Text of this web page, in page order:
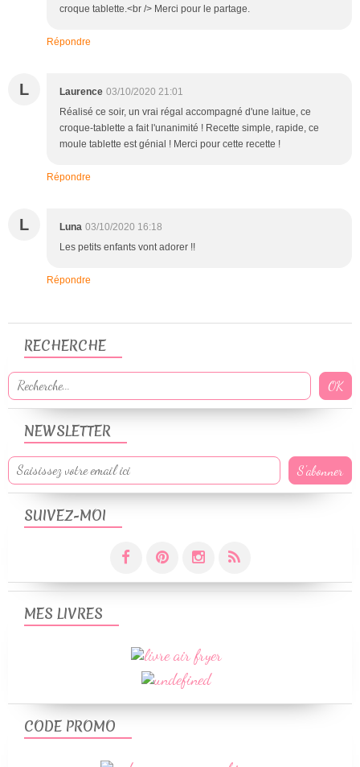
croque tablette.<br /> Merci pour le partage.
Répondre
L Laurence 03/10/2020 21:01
Réalisé ce soir, un vrai régal accompagné d'une laitue, ce
croque-tablette a fait l'unanimité ! Recette simple, rapide, ce
moule tablette est génial ! Merci pour cette recette !
Répondre
L Luna 03/10/2020 16:18
Les petits enfants vont adorer !!
Répondre
NEWSLETTER
SUIVEZ-MOI
RECHERCHE
MES LIVRES
CODE PROMO